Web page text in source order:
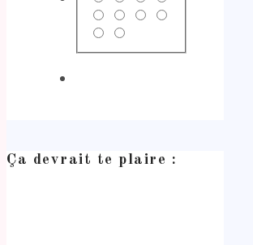
Ça devrait te plaire :